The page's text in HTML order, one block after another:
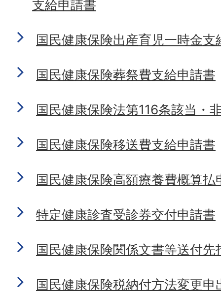
支給申請書
国民健康保険出産育児一時金支
国民健康保険葬祭費支給申請書
国民健康保険法第116条該当・
国民健康保険移送費支給申請書
国民健康保険高額療養費概算払
特定健康診査受診券交付申請書
国民健康保険関係文書等送付先
国民健康保険税納付方法変更申